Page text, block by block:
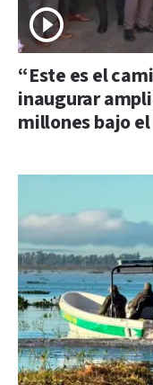
“Este es el
inaugurar
millones bajo